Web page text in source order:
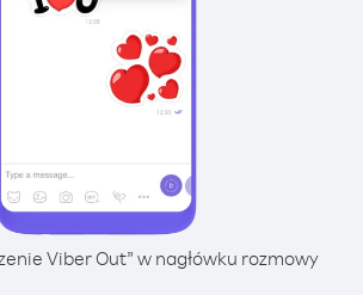
Viber Out” w nagłówku rozmowy